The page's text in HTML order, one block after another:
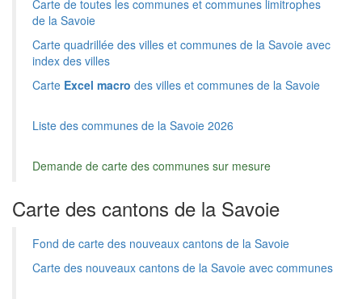
Carte de toutes les communes et communes limitrophes
de la Savoie
Carte quadrillée des villes et communes de la Savoie avec
index des villes
Carte Excel macro des villes et communes de la Savoie
Liste des communes de la Savoie 2026
Demande de carte des communes sur mesure
Carte des cantons de la Savoie
Fond de carte des nouveaux cantons de la Savoie
Carte des nouveaux cantons de la Savoie avec communes